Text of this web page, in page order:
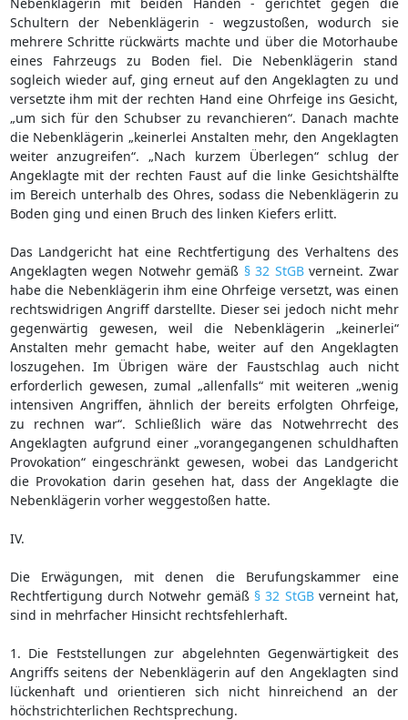
Schultern der Nebenklägerin - wegzustoßen, wodurch sie
mehrere Schritte rückwärts machte und über die Motorhaube
eines Fahrzeugs zu Boden fiel. Die Nebenklägerin stand
sogleich wieder auf, ging erneut auf den Angeklagten zu und
versetzte ihm mit der rechten Hand eine Ohrfeige ins Gesicht,
„um sich für den Schubser zu revanchieren“. Danach machte
die Nebenklägerin „keinerlei Anstalten mehr, den Angeklagten
weiter anzugreifen“. „Nach kurzem Überlegen“ schlug der
Angeklagte mit der rechten Faust auf die linke Gesichtshälfte
im Bereich unterhalb des Ohres, sodass die Nebenklägerin zu
Boden ging und einen Bruch des linken Kiefers erlitt.
Das Landgericht hat eine Rechtfertigung des Verhaltens des
Angeklagten wegen Notwehr gemäß § 32 StGBverneint. Zwar
habe die Nebenklägerin ihm eine Ohrfeige versetzt, was einen
rechtswidrigen Angriff darstellte. Dieser sei jedoch nicht mehr
gegenwärtig gewesen, weil die Nebenklägerin „keinerlei“
Anstalten mehr gemacht habe, weiter auf den Angeklagten
loszugehen. Im Übrigen wäre der Faustschlag auch nicht
erforderlich gewesen, zumal „allenfalls“ mit weiteren „wenig
intensiven Angriffen, ähnlich der bereits erfolgten Ohrfeige,
zu rechnen war“. Schließlich wäre das Notwehrrecht des
Angeklagten aufgrund einer „vorangegangenen schuldhaften
Provokation“ eingeschränkt gewesen, wobei das Landgericht
die Provokation darin gesehen hat, dass der Angeklagte die
Nebenklägerin vorher weggestoßen hatte.
IV.
Die Erwägungen, mit denen die Berufungskammer eine
Rechtfertigung durch Notwehr gemäß § 32 StGBverneint hat,
sind in mehrfacher Hinsicht rechtsfehlerhaft.
1. Die Feststellungen zur abgelehnten Gegenwärtigkeit des
Angriffs seitens der Nebenklägerin auf den Angeklagten sind
lückenhaft und orientieren sich nicht hinreichend an der
höchstrichterlichen Rechtsprechung.